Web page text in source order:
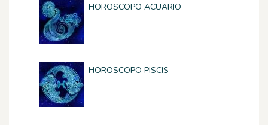
HOROSCOPO ACUARIO
HOROSCOPO PISCIS